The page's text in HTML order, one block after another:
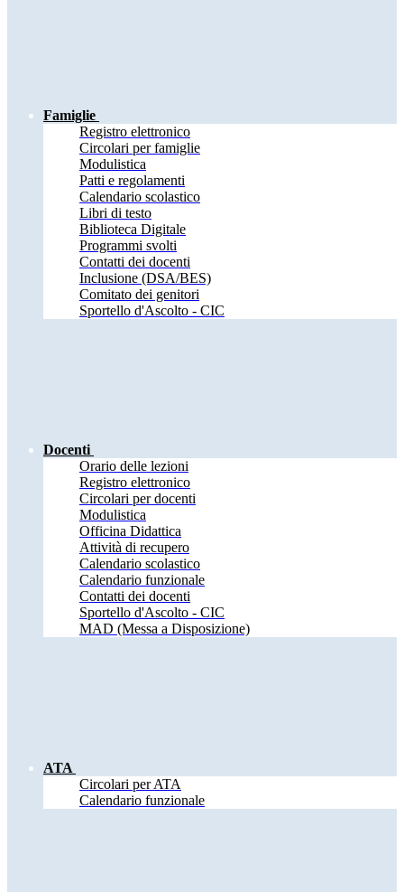
Famiglie
Registro elettronico
Circolari per famiglie
Modulistica
Patti e regolamenti
Calendario scolastico
Libri di testo
Biblioteca Digitale
Programmi svolti
Contatti dei docenti
Inclusione (DSA/BES)
Comitato dei genitori
Sportello d'Ascolto - CIC
Docenti
Orario delle lezioni
Registro elettronico
Circolari per docenti
Modulistica
Officina Didattica
Attività di recupero
Calendario scolastico
Calendario funzionale
Contatti dei docenti
Sportello d'Ascolto - CIC
MAD (Messa a Disposizione)
ATA
Circolari per ATA
Calendario funzionale